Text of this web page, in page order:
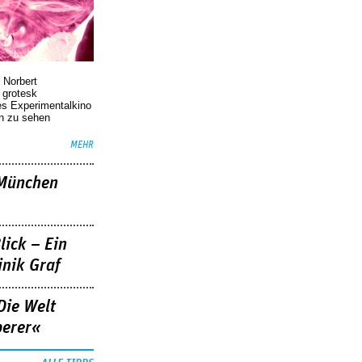
Experimentalkino
zu sehen
MEHR
– Ein
Graf
Welt